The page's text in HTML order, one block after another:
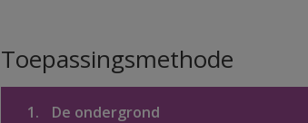
Toepassingsmethode
1. De ondergrond